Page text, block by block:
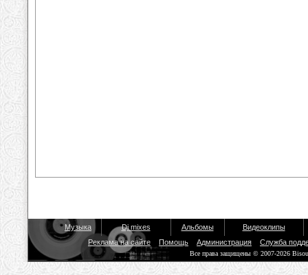
Музыка Dj mixes Альбомы
Видеоклипы
Реклама на сайте
Помощь Администрация Служба
Все права защищены © 2007-2026